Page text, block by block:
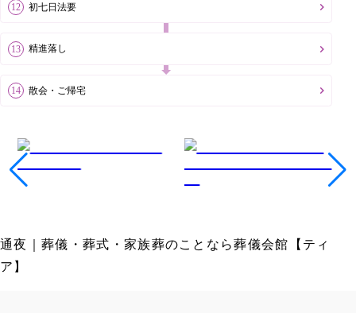
初七日法要
精進落し
散会・ご帰宅
通夜｜葬儀・葬式・家族葬のことなら葬儀会館【ティ
ア】